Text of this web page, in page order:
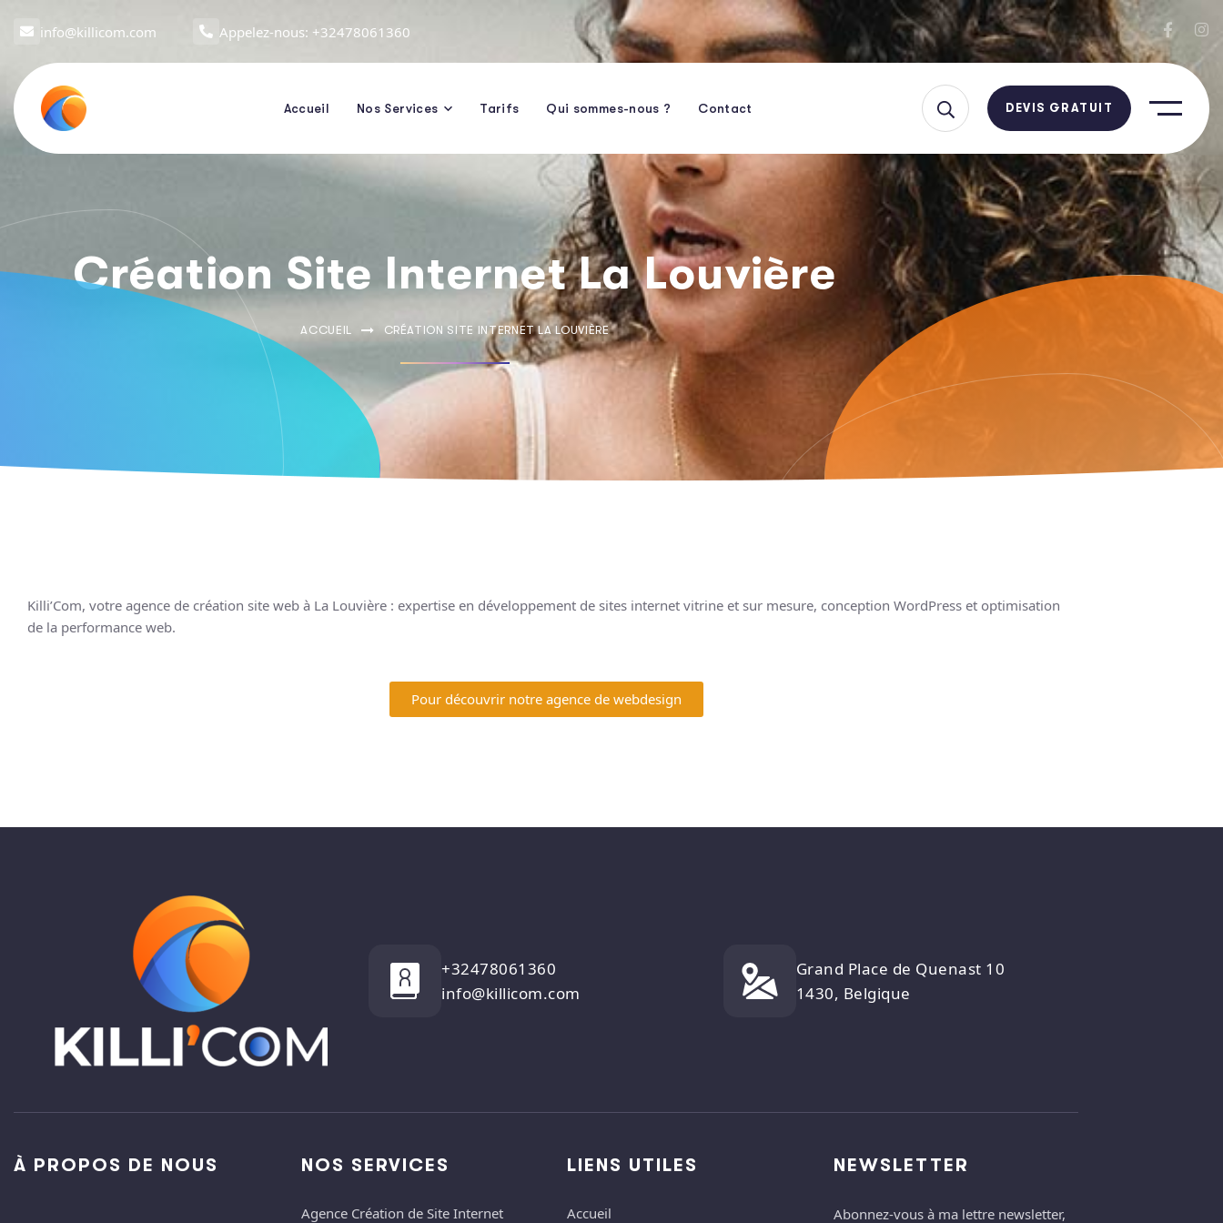
info@killicom.com Appelez-nous: +32478061360
Accueil Nos Services Tarifs Qui sommes-nous ? Contact DEVIS GRATUIT
Création Site Internet La Louvière
ACCUEIL CRÉATION SITE INTERNET LA LOUVIÈRE
Killi’Com, votre agence de création site web à La Louvière : expertise en développement de sites internet vitrine et sur mesure, conception WordPress et optimisation
de la performance web.
Pour découvrir notre agence de webdesign
+32478061360
info@killicom.com
Grand Place de Quenast 10
1430, Belgique
À PROPOS DE NOUS NOS SERVICES
Agence Création de Site Internet
LIENS UTILES
Accueil
NEWSLETTER
Abonnez-vous à ma lettre newsletter,